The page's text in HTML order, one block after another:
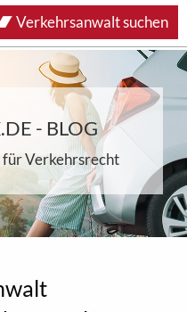
- BLOG
für Verkehrsrecht
Verkehrsanwalt suchen